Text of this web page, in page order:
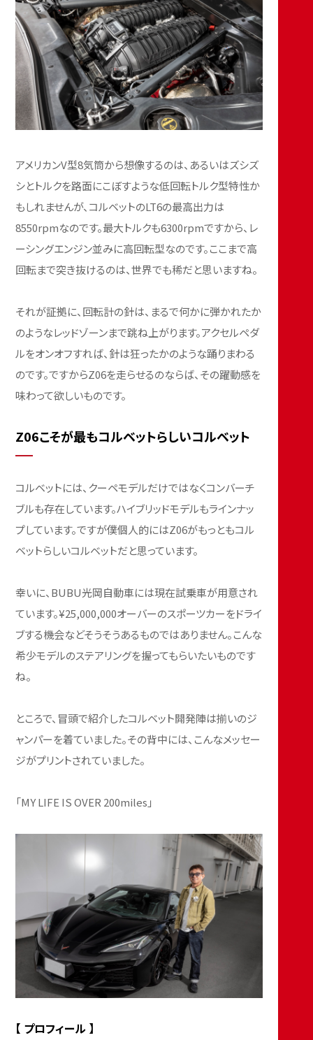
アメリカンV型8気筒から想像するのは、あるいはズシズ
シとトルクを路面にこぼすような低回転トルク型特性か
もしれませんが、コルベットのLT6の最高出力は
8550rpmなのです。最大トルクも6300rpmですから、レ
ーシングエンジン並みに高回転型なのです。ここまで高
回転まで突き抜けるのは、世界でも稀だと思いますね。
それが証拠に、回転計の針は、まるで何かに弾かれたか
のようなレッドゾーンまで跳ね上がります。アクセルペダ
ルをオンオフすれば、針は狂ったかのような踊りまわる
のです。ですからZ06を走らせるのならば、その躍動感を
味わって欲しいものです。
Z06こそが最もコルベットらしいコルベット
コルベットには、クーペモデルだけではなくコンバーチ
ブルも存在しています。ハイブリッドモデルもラインナッ
プしています。ですが僕個人的にはZ06がもっともコル
ベットらしいコルベットだと思っています。
幸いに、BUBU光岡自動車には現在試乗車が用意され
ています。¥25,000,000オーバーのスポーツカーをドライ
ブする機会などそうそうあるものではありません。こんな
希少モデルのステアリングを握ってもらいたいものです
ね。
ところで、冒頭で紹介したコルベット開発陣は揃いのジ
ャンパーを着ていました。その背中には、こんなメッセー
ジがプリントされていました。
「MY LIFE IS OVER 200miles」
【 プロフィール 】